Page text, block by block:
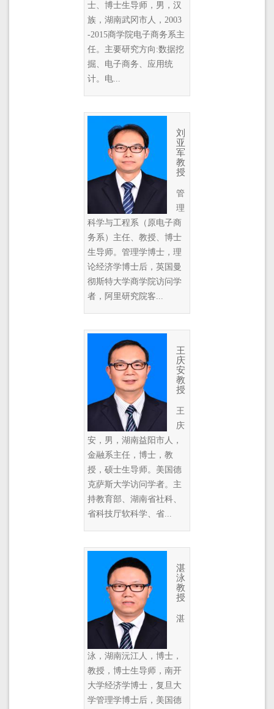
士、博士生导师，男，汉
族，湖南武冈市人，2003
-2015商学院电子商务系主
任。主要研究方向:数据挖
掘、电子商务、应用统
计。电...
刘
亚
军
教
授
管
理
科学与工程系（原电子商
务系）主任、教授、博士
生导师。管理学博士，理
论经济学博士后，英国曼
彻斯特大学商学院访问学
者，阿里研究院客...
王
庆
安
教
授
王
庆
安，男，湖南益阳市人，
金融系主任，博士，教
授，硕士生导师。美国德
克萨斯大学访问学者。主
持教育部、湖南省社科、
省科技厅软科学、省...
湛
泳
教
授
湛
泳，湖南沅江人，博士，
教授，博士生导师，南开
大学经济学博士，复旦大
学管理学博士后，美国德